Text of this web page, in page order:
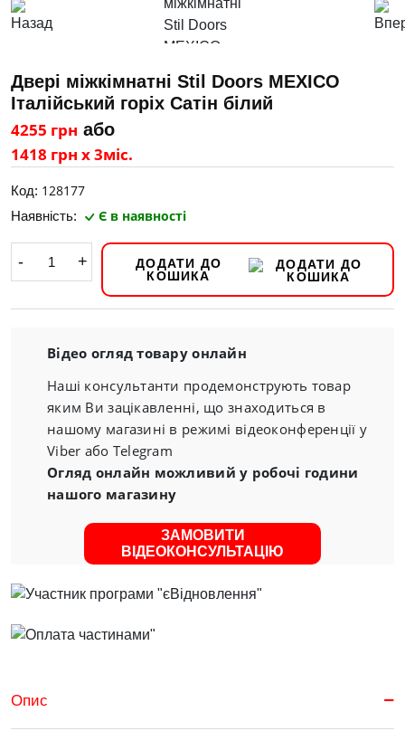
Двері міжкімнатні Stil Doors MEXICO
Італійський горіх Сатін білий
4255 грн або
1418 грн х 3міс.
Код: 128177
Наявність: Є в наявності
- +
ДОДАТИ ДО
КОШИКА
Відео огляд товару онлайн
Наші консультанти продемонструють товар
яким Ви зацікавленні, що знаходиться в
нашому магазині в режимі відеоконференції у
Viber або Telegram
Огляд онлайн можливий у робочі години
нашого магазину
ЗАМОВИТИ
ВІДЕОКОНСУЛЬТАЦІЮ
Опис